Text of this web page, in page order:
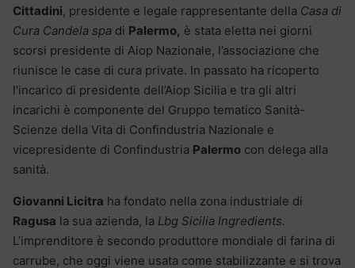
Cittadini, presidente e legale rappresentante della Casa di
Cura Candela spa di Palermo, è stata eletta nei giorni
scorsi presidente di Aiop Nazionale, l’associazione che
riunisce le case di cura private. In passato ha ricoperto
l’incarico di presidente dell’Aiop Sicilia e tra gli altri
incarichi è componente del Gruppo tematico Sanità-
Scienze della Vita di Confindustria Nazionale e
vicepresidente di Confindustria Palermo con delega alla
sanità.
Giovanni Licitra ha fondato nella zona industriale di
Ragusa la sua azienda, la Lbg Sicilia Ingredients.
L’imprenditore è secondo produttore mondiale di farina di
carrube, che oggi viene usata come stabilizzante e si trova